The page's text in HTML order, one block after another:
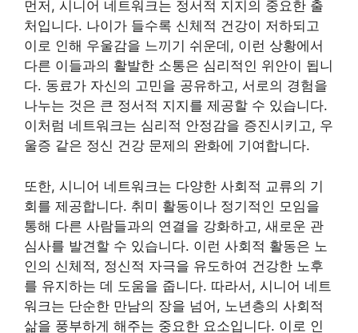
먼저, 시니어 네트워크는 정서적 지지의 중요한 출
처입니다. 나이가 들수록 신체적 건강이 저하되고
이로 인해 우울감을 느끼기 쉬운데, 이런 상황에서
다른 이들과의 활발한 소통은 심리적인 위안이 됩니
다. 동료가 자신의 고민을 공유하고, 서로의 경험을
나누는 것은 큰 정서적 지지를 제공할 수 있습니다.
이처럼 네트워크는 심리적 안정감을 증진시키고, 우
울증 같은 정신 건강 문제의 완화에 기여합니다.
또한, 시니어 네트워크는 다양한 사회적 교류의 기
회를 제공합니다. 취미 활동이나 정기적인 모임을
통해 다른 사람들과의 연결을 강화하고, 새로운 관
심사를 발견할 수 있습니다. 이런 사회적 활동은 노
인의 신체적, 정신적 자극을 유도하여 건강한 노후
를 유지하는 데 도움을 줍니다. 따라서, 시니어 네트
워크는 단순한 만남의 장을 넘어, 노년층의 사회적
삶을 풍부하게 해주는 중요한 요소입니다. 이로 인